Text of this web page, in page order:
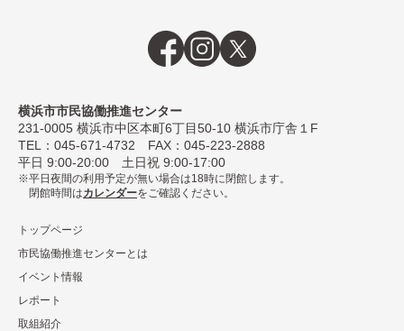
横浜市市民協働推進センター
231-0005 横浜市中区本町6丁⽬50-10 横浜市庁舎１F
TEL： 045-671-4732 FAX：045-223-2888
平⽇ 9:00-20:00 ⼟⽇祝 9:00-17:00
平日夜間の利用予定が無い場合は18時に閉館します。
閉館時間はカレンダーをご確認ください。
トップページ
市民協働推進センターとは
イベント情報
レポート
取組紹介